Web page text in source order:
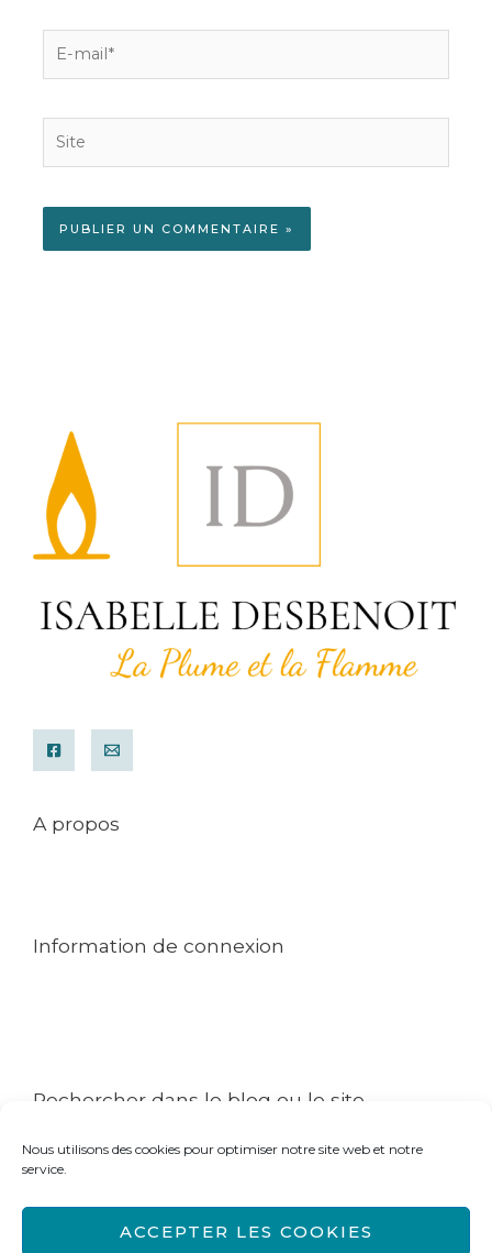
Nous utilisons des cookies pour optimiser notre site web et notre
service.
ACCEPTER LES COOKIES
mail*
A propos
Information de connexion
Rechercher dans le blog ou le site
Rechercher :